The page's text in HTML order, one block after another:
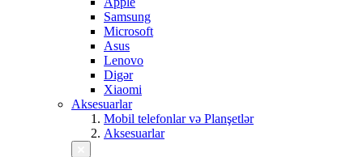
Samsung
Microsoft
Asus
Lenovo
Digər
Xiaomi
Aksesuarlar
Mobil telefonlar və Planşetlər
Aksesuarlar